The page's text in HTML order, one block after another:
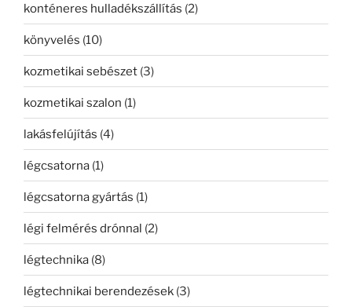
konténeres hulladékszállítás (2)
könyvelés (10)
kozmetikai sebészet (3)
kozmetikai szalon (1)
lakásfelújítás (4)
légcsatorna (1)
légcsatorna gyártás (1)
légi felmérés drónnal (2)
légtechnika (8)
légtechnikai berendezések (3)